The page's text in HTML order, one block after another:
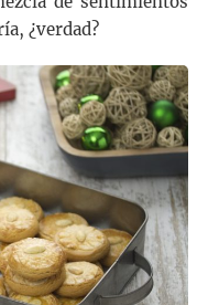
¿verdad?